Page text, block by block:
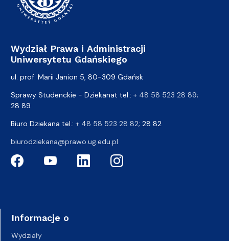
Wydział Prawa i Administracji
Uniwersytetu Gdańskiego
ul. prof. Marii Janion 5, 80-309 Gdańsk
Sprawy Studenckie - Dziekanat tel.: + 48 58 523 28 89;
28 89
Biuro Dziekana tel.: + 48 58 523 28 82; 28 82
biurodziekana@prawo.ug.edu.pl
Informacje o
Wydziały